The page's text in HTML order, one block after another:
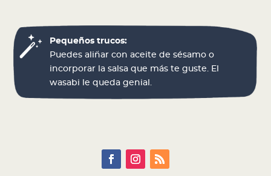
Pequeños trucos:
Puedes aliñar con aceite de sésamo o
incorporar la salsa que más te guste. El
wasabi le queda genial.